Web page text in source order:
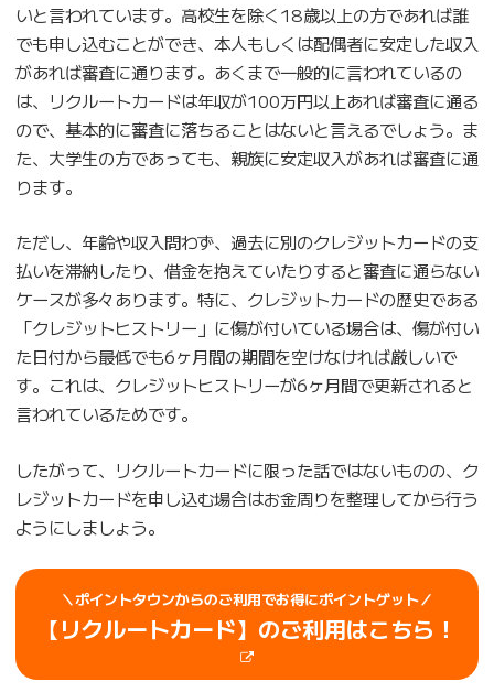
いと言われています。高校生を除く18歳以上の方であれば誰
でも申し込むことができ、本人もしくは配偶者に安定した収入
があれば審査に通ります。あくまで一般的に言われているの
は、リクルートカードは年収が100万円以上あれば審査に通る
ので、基本的に審査に落ちることはないと言えるでしょう。ま
た、大学生の方であっても、親族に安定収入があれば審査に通
ります。
ただし、年齢や収入問わず、過去に別のクレジットカードの支
払いを滞納したり、借金を抱えていたりすると審査に通らない
ケースが多々あります。特に、クレジットカードの歴史である
「クレジットヒストリー」に傷が付いている場合は、傷が付い
た日付から最低でも6ヶ月間の期間を空けなければ厳しいで
す。これは、クレジットヒストリーが6ヶ月間で更新されると
言われているためです。
したがって、リクルートカードに限った話ではないものの、ク
レジットカードを申し込む場合はお金周りを整理してから行う
ようにしましょう。
＼ポイントタウンからのご利用でお得にポイントゲット／
【リクルートカード】のご利用はこちら！